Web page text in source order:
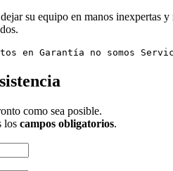
su equipo en manos inexpertas
en Garantía no somos
como sea posible.
los campos obligatorios.